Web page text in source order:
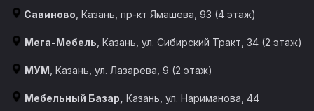
Савиново , Казань, пр-кт Ямашева, 93 (4 этаж)
Мега-Мебель , Казань, ул. Сибирский Тракт, 34 (2 этаж)
МУМ , Казань, ул. Лазарева, 9 (2 этаж)
Мебельный Базар, Казань, ул. Нариманова, 44